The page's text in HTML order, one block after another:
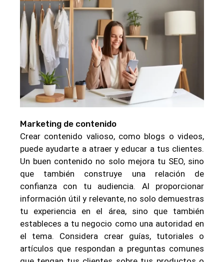
Marketing de contenido
Crear contenido valioso, como blogs o videos,
puede ayudarte a atraer y educar a tus clientes.
Un buen contenido no solo mejora tu SEO, sino
que también construye una relación de
confianza con tu audiencia. Al proporcionar
información útil y relevante, no solo demuestras
tu experiencia en el área, sino que también
estableces a tu negocio como una autoridad en
el tema. Considera crear guías, tutoriales o
artículos que respondan a preguntas comunes